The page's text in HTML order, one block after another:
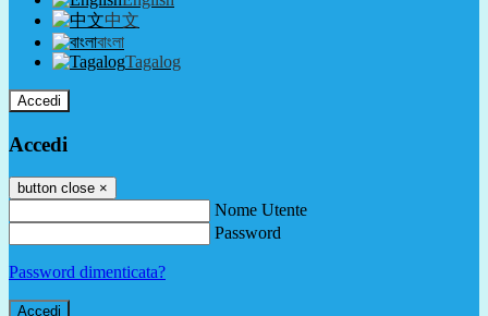
中文
বাংলা
Tagalog
Accedi
Accedi
button close ×
Nome Utente
Password
Password dimenticata?